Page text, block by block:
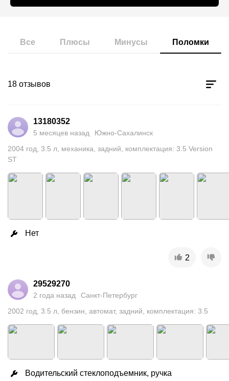
Все Плюсы Минусы Поломки
18 отзывов
13180352
5 месяцев назад
Южно-Сахалинск
2004 год 3.5 л механика задний
комплектация: 3.5 Version
ST
Нет
2
29529270
2 года назад
Санкт-Петербург
2002 год 3.5 л бензин автомат, задний комплектация: 3.5
Водительский стеклоподъемник, ручка